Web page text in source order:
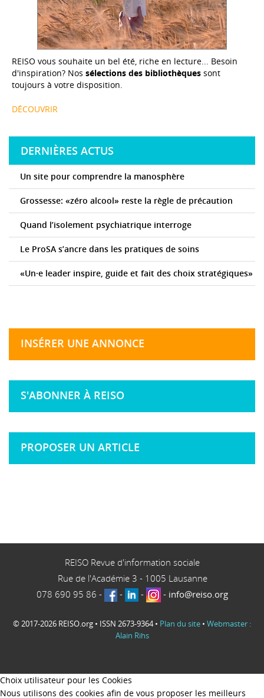
REISO vous souhaite un bel été, riche en lecture... Besoin
d'inspiration? Nos sélections des bibliothèques sont
toujours à votre disposition.
DÉCOUVRIR
DERNIÈRES ACTUS
Un site pour comprendre la manosphère
Grossesse: «zéro alcool» reste la règle de précaution
Quand l’isolement psychiatrique interroge
Le ProSA s’ancre dans les pratiques de soins
«Un·e leader inspire, guide et fait des choix stratégiques»
INSÉRER UNE ANNONCE
S'ABONNER À REISO
PROPOSER UN ARTICLE
REISO Revue d'information sociale
Rue de l'Académie 3 - 1005 Lausanne
078 690 95 86 - - - - info@reiso.org
© 2017-2026 REISO.org • ISSN 2673-9364 • Plan du site • Webmaster :
Alain Rihs
Choix utilisateur pour les Cookies
Nous utilisons des cookies afin de vous proposer les meilleurs